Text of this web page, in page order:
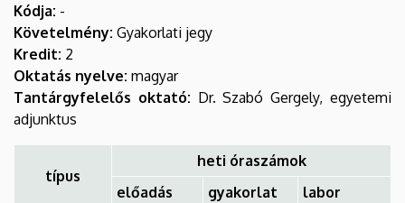
Kódja: -
Követelmény: Gyakorlati jegy
Kredit: 2
Oktatás nyelve: magyar
Tantárgyfelelős oktató: Dr. Szabó Gergely, egyetemi
adjunktus
típus
heti óraszámok
előadás
gyakorlat
labor